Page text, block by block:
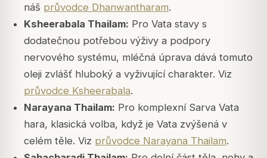
náš průvodce Dhanwantharam.
Ksheerabala Thailam: Pro Vata stavy s
dodatečnou potřebou výživy a podpory
nervového systému, mléčná úprava dává tomuto
oleji zvlášť hluboký a vyživující charakter. Viz
průvodce Ksheerabala.
Narayana Thailam: Pro komplexní Sarva Vata
hara, klasická volba, když je Vata zvýšená v
celém těle. Viz průvodce Narayana Thailam.